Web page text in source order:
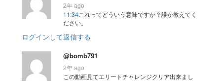
2年 ago
11:34これってどういう意味ですか？誰か教えてく
ださい。
ログインして返信する
@bomb791
2年 ago
この動画見てエリートチャレンジクリア出来まし